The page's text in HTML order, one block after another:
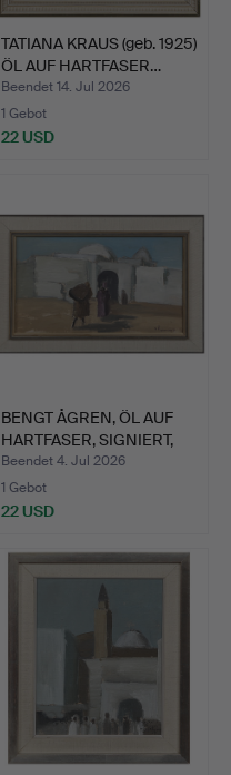
TATIANA KRAUS (geb. 1925)
ÖL AUF HARTFASER…
Beendet 14. Jul 2026
1 Gebot
22 USD
BENGT ÅGREN, ÖL AUF
HARTFASER, SIGNIERT,
D…
Beendet 4. Jul 2026
1 Gebot
22 USD